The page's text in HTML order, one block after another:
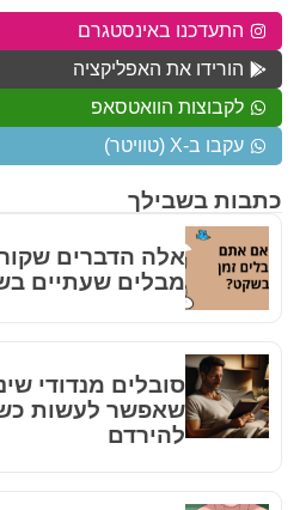
כתבות בשבילך
אלה הדברים
מבלים שעתיים
שאפשר לעשות
להירדם
התעדכנו באינסטגרם
הורידו את האפליקציה
לקבוצות הוואטסאפ
עקבו ב-X (טוויטר)